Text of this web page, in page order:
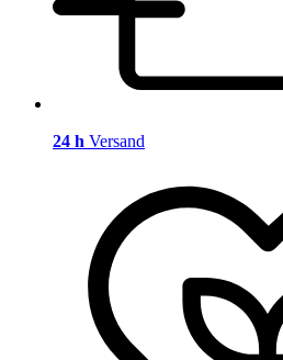
24 h Versand